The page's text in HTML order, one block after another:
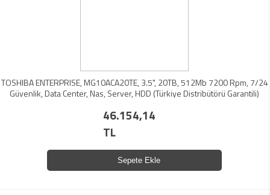
TOSHIBA ENTERPRISE, MG10ACA20TE, 3.5", 20TB, 512Mb 7200 Rpm, 7/24
Güvenlik, Data Center, Nas, Server, HDD (Türkiye Distribütörü Garantili)
46.154,14
TL
Sepete Ekle